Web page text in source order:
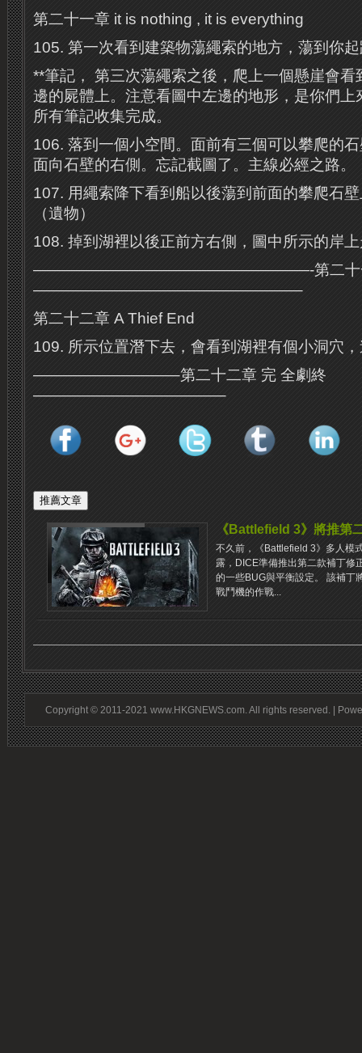
第二十一章 it is nothing , it is everything
105. 第一次看到建築物蕩繩索的地方，蕩到你
**筆記， 第三次蕩繩索之後，爬上一個懸崖會
邊的屍體上。注意看圖中左邊的地形，是你們上
所有筆記收集完成。
106. 落到一個小空間。面前有三個可以攀爬的
面向石壁的右側。忘記截圖了。主線必經之路。
107. 用繩索降下看到船以後蕩到前面的攀爬石
（遺物）
108. 掉到湖裡以後正前方右側，圖中所示的岸
——————————————————-第二十
—————————————————–
第二十二章 A Thief End
109. 所示位置潛下去，會看到湖裡有個小洞穴
—————————–第二十二章 完 全劇終
————————————–
《Battlefield 3》將推第
不久前，《Battlefield 3》多人模
露，DICE準備推出第二款補丁修
的一些BUG與平衡設定。 該補丁
戰鬥機的作戰...
Copyright © 2011-2021 www.HKGNEWS.com. All rights reserved. |